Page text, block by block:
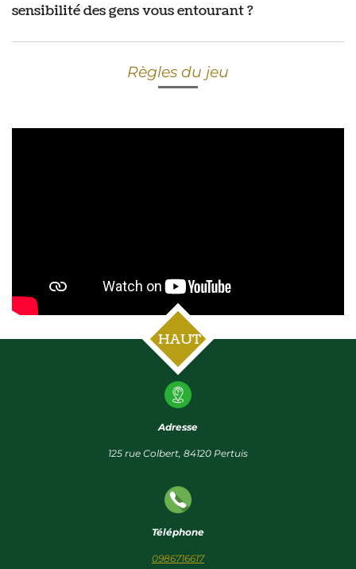
sensibilité des gens vous entourant ?
Règles du jeu
HAUT
Adresse
125 rue Colbert, 84120 Pertuis
Téléphone
0986716617